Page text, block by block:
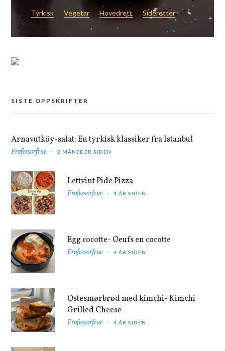
Tyrkisk Vegetar Hovedrett Sideretter
SISTE OPPSKRIFTER
Arnavutköy-salat: En tyrkisk klassiker fra Istanbul
Professorfrue 2 MÅNEDER SIDEN
Lettvint Pide Pizza
Professorfrue 4 ÅR SIDEN
Egg cocotte- Oeufs en cocotte
Professorfrue 4 ÅR SIDEN
Ostesmørbrød med kimchi- Kimchi
Grilled Cheese
Professorfrue 4 ÅR SIDEN